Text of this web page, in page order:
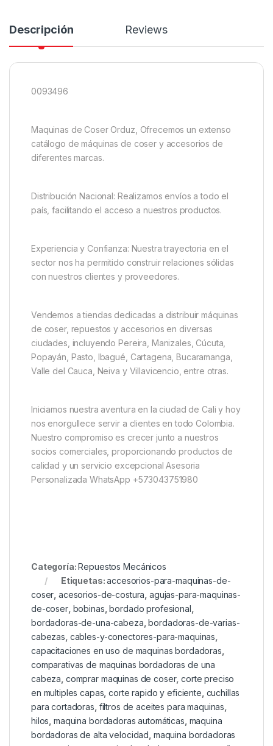
Descripción Reviews
0093496
Maquinas de Coser Orduz, Ofrecemos un extenso
catálogo de máquinas de coser y accesorios de
diferentes marcas.
Distribución Nacional: Realizamos envíos a todo el
país, facilitando el acceso a nuestros productos.
Experiencia y Confianza: Nuestra trayectoria en el
sector nos ha permitido construir relaciones sólidas
con nuestros clientes y proveedores.
Vendemos a tiendas dedicadas a distribuir máquinas
de coser, repuestos y accesorios en diversas
ciudades, incluyendo Pereira, Manizales, Cúcuta,
Popayán, Pasto, Ibagué, Cartagena, Bucaramanga,
Valle del Cauca, Neiva y Villavicencio, entre otras.
Iniciamos nuestra aventura en la ciudad de Cali y hoy
nos enorgullece servir a clientes en todo Colombia.
Nuestro compromiso es crecer junto a nuestros
socios comerciales, proporcionando productos de
calidad y un servicio excepcional Asesoria
Personalizada WhatsApp +573043751980
Categoría:Repuestos Mecánicos
Etiquetas:accesorios-para-maquinas-de-
coser ,acesorios-de-costura agujas-para-maquinas-
de-coser, bobinas ,bordado profesional
bordadoras-de-una-cabeza ,bordadoras-de-varias-
cabezas cables-y-conectores-para-maquinas
capacitaciones en uso de maquinas bordadoras
comparativas de maquinas bordadoras de una
cabeza comprar maquinas de coser,corte preciso
en multiples capas ,corte rapido y eficiente cuchillas
para cortadoras filtros de aceites para maquinas
hilos ,maquina bordadoras automáticas maquina
bordadoras de alta velocidad maquina bordadoras